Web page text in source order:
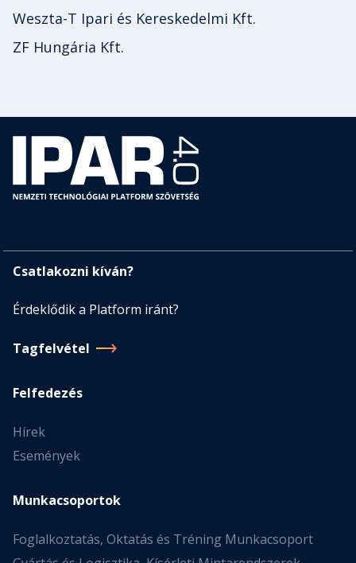
Weszta-T Ipari és Kereskedelmi Kft.
ZF Hungária Kft.
Csatlakozni kíván?
Érdeklődik a Platform iránt?
Tagfelvétel
Felfedezés
Hírek
Események
Munkacsoportok
Foglalkoztatás, Oktatás és Tréning Munkacsoport